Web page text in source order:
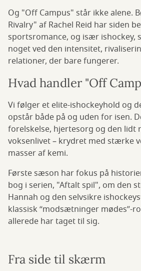
Og "Off Campus" står ikke alene.
Rivalry" af Rachel Reid har siden
sportsromance, og især ishockey,
noget ved den intensitet,
relationer, der bare fungerer.
Hvad handler "Off
Vi følger et elite-ishockeyhold og
opstår både på og uden for isen.
forelskelse, hjertesorg og den lidt
voksenlivet – krydret med stærke
masser af kemi.
Første sæson har fokus på
bog i serien, "Aftalt spil", om den
Hannah og den selvsikre
klassisk “modsætninger mødes”-
allerede har taget til sig.
Fra side til skærm